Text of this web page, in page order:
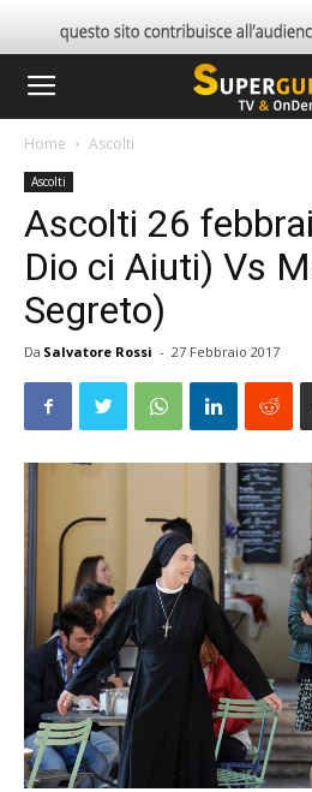
Home Ascolti
Ascolti
Ascolti 26
Dio ci Aiuti) Vs
Segreto)
Da Salvatore Rossi - 27 Febbraio 2017